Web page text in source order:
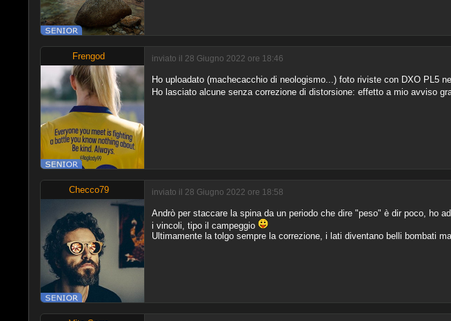
Frengod inviato il 28 Giugno 2022 ore 18:46
Ho uploadato (machecacchio di neologismo...) foto riviste con DXO PL5
Ho lasciato alcune senza correzione di distorsione: effetto a mio avviso
Checco79 inviato il 28 Giugno 2022 ore 18:58
Andrò per staccare la spina da un periodo che dire "peso" è dir poco, ho
i vincoli, tipo il campeggio
Ultimamente la tolgo sempre la correzione, i lati diventano belli bombati